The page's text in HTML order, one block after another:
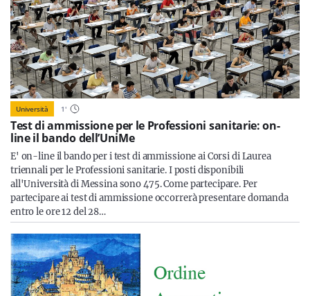
Università 1'
Test di ammissione per le Professioni sanitarie: on-
line il bando dell’UniMe
E' on-line il bando per i test di ammissione ai Corsi di Laurea
triennali per le Professioni sanitarie. I posti disponibili
all'Università di Messina sono 475. Come partecipare. Per
partecipare ai test di ammissione occorrerà presentare domanda
entro le ore 12 del 28…